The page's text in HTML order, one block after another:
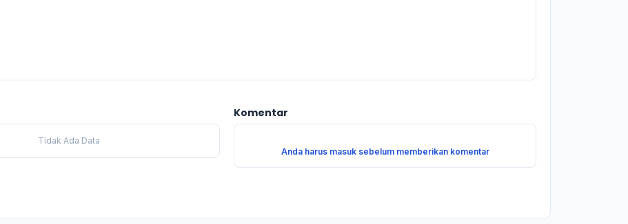
Tidak Ada Data
Komentar
Anda harus masuk sebelum memberikan komentar